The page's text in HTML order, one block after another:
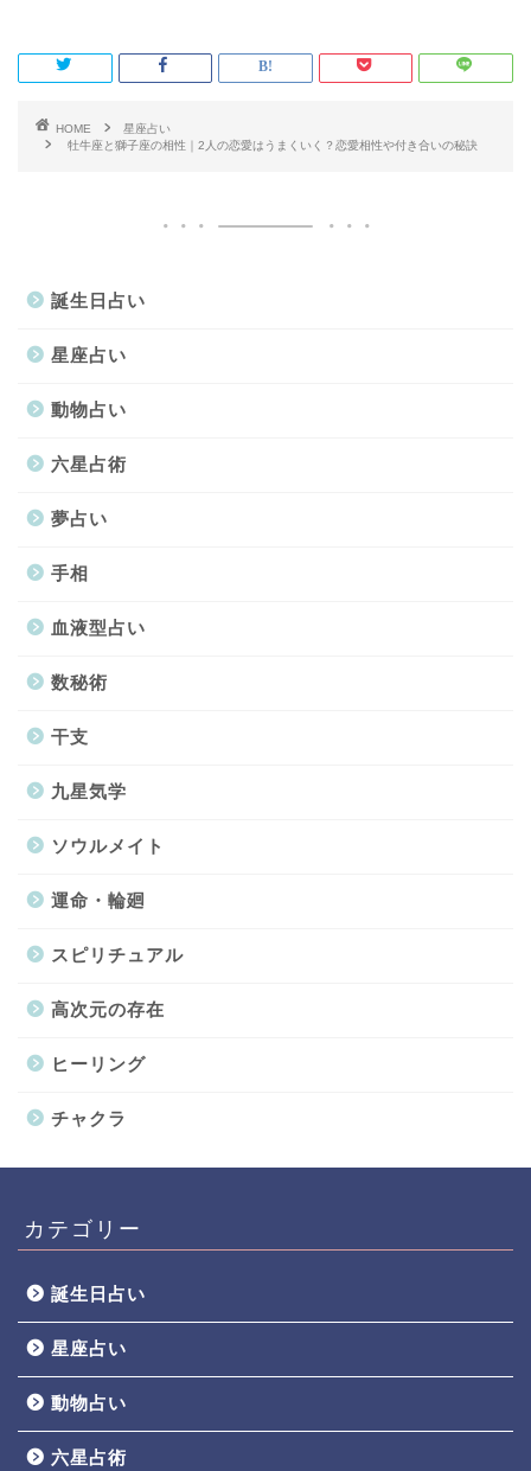
HOME
星座占い
牡牛座と獅子座の相性｜2人の恋愛はうまくいく？恋愛相性や付き合いの秘訣
誕生日占い
星座占い
動物占い
六星占術
夢占い
手相
血液型占い
数秘術
干支
九星気学
ソウルメイト
運命・輪廻
スピリチュアル
高次元の存在
ヒーリング
チャクラ
カテゴリー
誕生日占い
星座占い
動物占い
六星占術